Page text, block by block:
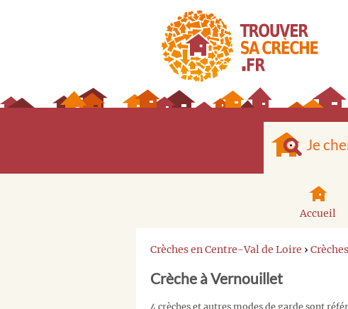
Je
Accueil
Crèches en Centre-Val de Loire ›
Crèche à Vernouillet
4 crèches et autres modes de garde sont